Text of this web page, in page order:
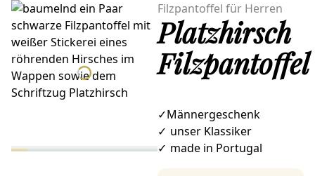
Filzpantoffel für Herren
Platzhirsch
Filzpantoffel
✓Männergeschenk
✓ unser Klassiker
✓ made in Portugal